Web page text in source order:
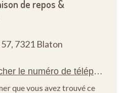
de repos &
7321 Blaton
que vous avez trouvé ce